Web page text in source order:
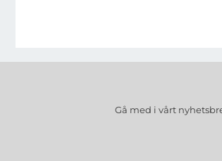
Gå med i vårt